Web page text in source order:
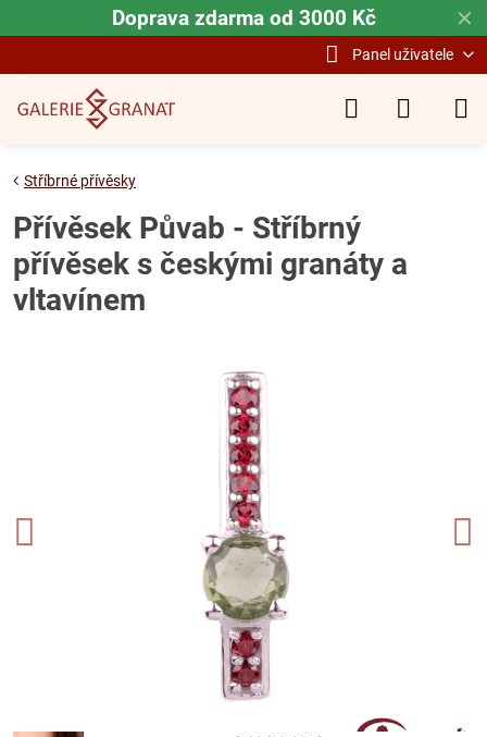
✕
Doprava zdarma od 3000 Kč
Panel uživatele
Stříbrné přívěsky
Přívěsek Půvab - Stříbrný
přívěsek s českými granáty a
vltavínem